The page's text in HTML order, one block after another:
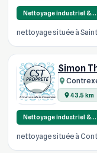
Nettoyage industriel &…
nettoyage située à
Simon
43.5 km
Nettoyage industriel &…
nettoyage située à